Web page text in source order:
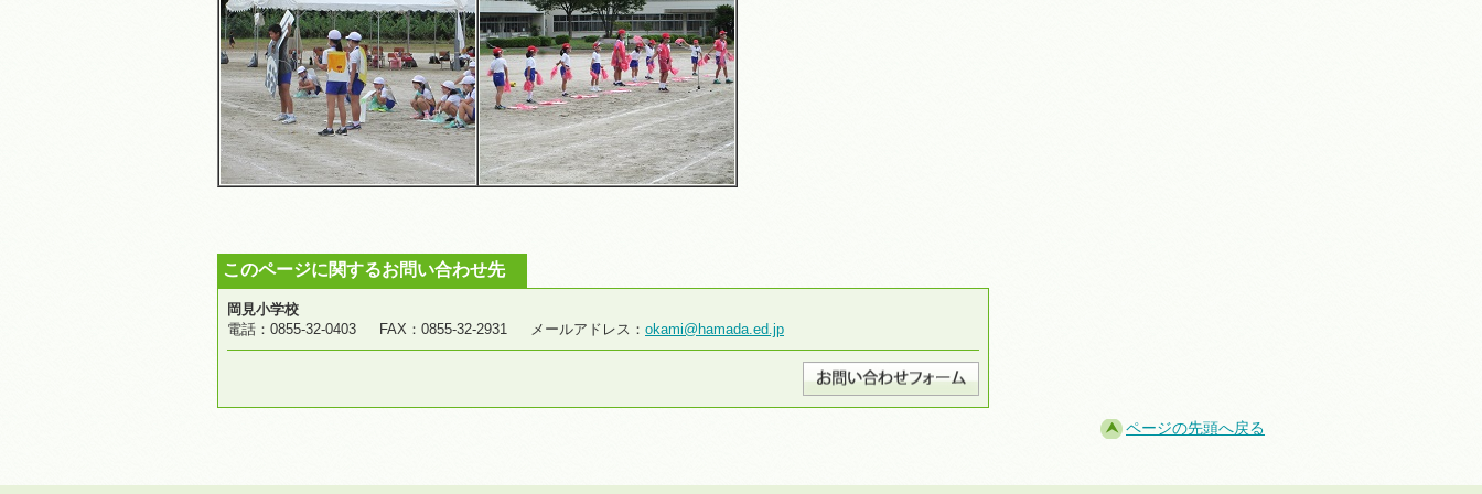
このページに関するお問い合わせ先
岡見小学校
電話：0855-32-0403 FAX：0855-32-2931 メールアドレス： okami@hamada.ed.jp
ページの先頭へ戻る